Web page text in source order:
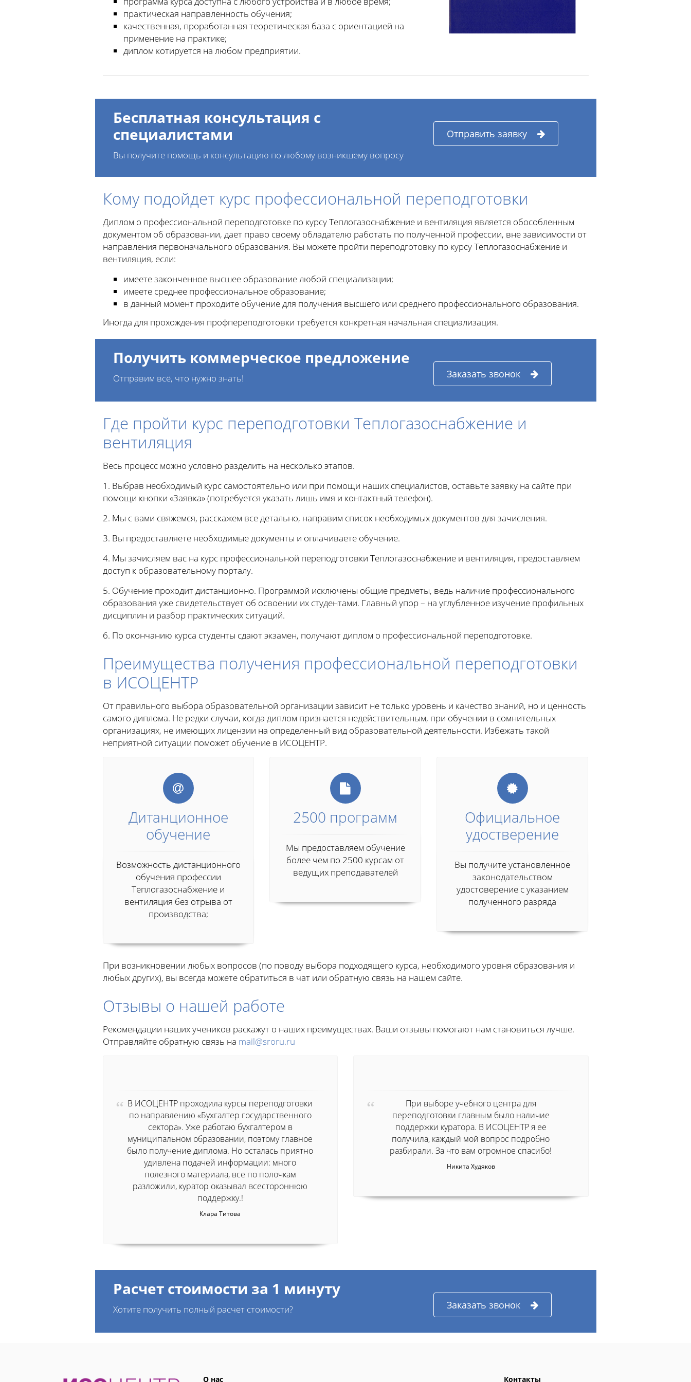
практическая направленность обучения;
качественная, проработанная теоретическая база с ориентацией на
применение на практике;
диплом котируется на любом предприятии.
Бесплатная консультация с
специалистами
Вы получите помощь и консультацию по любому возникшему вопросу
Отправить заявку
Кому подойдет курс профессиональной переподготовки
Диплом о профессиональной переподготовке по курсу Теплогазоснабжение и вентиляция является обособленным
документом об образовании, дает право своему обладателю работать по полученной профессии, вне зависимости от
направления первоначального образования. Вы можете пройти переподготовку по курсу Теплогазоснабжение и
вентиляция, если:
имеете законченное высшее образование любой специализации;
имеете среднее профессиональное образование;
в данный момент проходите обучение для получения высшего или среднего профессионального образования.
Иногда для прохождения профпереподготовки требуется конкретная начальная специализация.
Получить коммерческое предложение
Отправим всё, что нужно знать! Заказать звонок
Где пройти курс переподготовки Теплогазоснабжение и
вентиляция
Весь процесс можно условно разделить на несколько этапов.
1. Выбрав необходимый курс самостоятельно или при помощи наших специалистов, оставьте заявку на сайте при
помощи кнопки «Заявка» (потребуется указать лишь имя и контактный телефон).
2. Мы с вами свяжемся, расскажем все детально, направим список необходимых документов для зачисления.
3. Вы предоставляете необходимые документы и оплачиваете обучение.
4. Мы зачисляем вас на курс профессиональной переподготовки Теплогазоснабжение и вентиляция, предоставляем
доступ к образовательному порталу.
5. Обучение проходит дистанционно. Программой исключены общие предметы, ведь наличие профессионального
образования уже свидетельствует об освоении их студентами. Главный упор – на углубленное изучение профильных
дисциплин и разбор практических ситуаций.
6. По окончанию курса студенты сдают экзамен, получают диплом о профессиональной переподготовке.
Преимущества получения профессиональной переподготовки
в ИСОЦЕНТР
От правильного выбора образовательной организации зависит не только уровень и качество знаний, но и ценность
самого диплома. Не редки случаи, когда диплом признается недействительным, при обучении в сомнительных
организациях, не имеющих лицензии на определенный вид образовательной деятельности. Избежать такой
неприятной ситуации поможет обучение в ИСОЦЕНТР.
Дитанционное
обучение
Возможность дистанционного
обучения профессии
Теплогазоснабжение и
вентиляция без отрыва от
производства;
2500 программ
Мы предоставляем обучение
более чем по 2500 курсам от
ведущих преподавателей
Официальное
удостверение
Вы получите установленное
законодательством
удостоверение с указанием
полученного разряда
При возникновении любых вопросов (по поводу выбора подходящего курса, необходимого уровня образования и
любых других), вы всегда можете обратиться в чат или обратную связь на нашем сайте.
Отзывы о нашей работе
Рекомендации наших учеников раскажут о наших преимуществах. Ваши отзывы помогают нам становиться лучше.
Отправляйте обратную связь на mail@sroru.ru
В ИСОЦЕНТР проходила курсы переподготовки
по направлению «Бухгалтер государственного
сектора». Уже работаю бухгалтером в
муниципальном образовании, поэтому главное
было получение диплома. Но осталась приятно
удивлена подачей информации: много
полезного материала, все по полочкам
разложили, куратор оказывал всестороннюю
поддержку.!
Клара Титова
При выборе учебного центра для
переподготовки главным было наличие
поддержки куратора. В ИСОЦЕНТР я ее
получила, каждый мой вопрос подробно
разбирали. За что вам огромное спасибо!
Никита Худяков
Расчет стоимости за 1 минуту
Хотите получить полный расчет стоимости? Заказать звонок
О нас Контакты